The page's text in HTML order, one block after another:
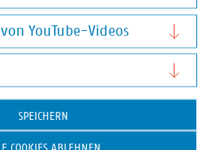
Über 200 Mio. Euro für
Kommunen
YouTube-Videos
Videos
SPEICHERN